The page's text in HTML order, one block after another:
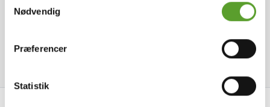
Nødvendig
Præferencer
Statistik
velkommen.
Komforthytter udlejes hele året rundt!
De venligste hilsener fra
Annette Quist, Taco Folkertsma samt Helena og
Blytækkervej 18, 3400 Hillerød
Føj til favoritter